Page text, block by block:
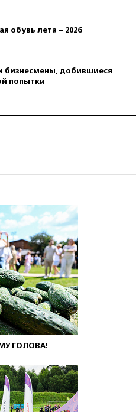
обувь лета – 2026
бизнесмены, добившиеся
попытки
ГОЛОВА!